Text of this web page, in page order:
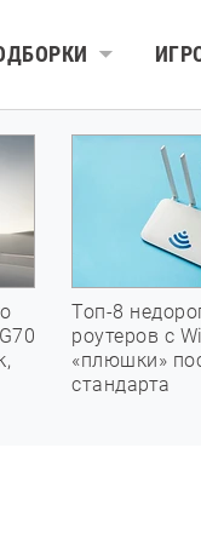
Топ-8
роутеров с
«плюшки»
стандарта